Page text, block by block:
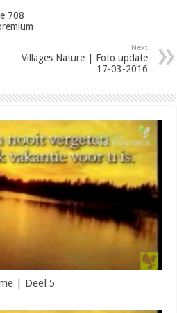
708
Next
Villages Nature | Foto update
17-03-2016
| Deel 5